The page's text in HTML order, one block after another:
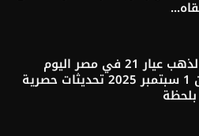
سعر الذهب عيار 21 في مصر اليوم
الاثنين 1 سبتمبر 2025 تحديثات حصرية